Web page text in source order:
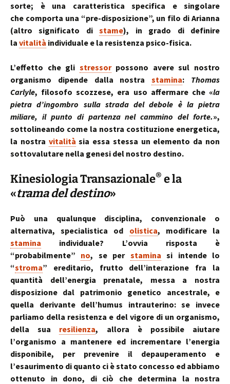
sorte; è una caratteristica specifica e singolare
che comporta una “pre-disposizione”, un filo di Arianna
(altro significato distame), in grado di definire
la vitalità individuale e la resistenza psico-fisica.
L’effetto che gli stressorpossono avere sul nostro
organismo dipende dalla nostrastamina: Thomas
Carlyle, filosofo scozzese, era uso affermare che «la
pietra d’ingombro sulla strada del debole è la pietra
miliare, il punto di partenza nel cammino del forte.»,
sottolineando come la nostra costituzione energetica,
la nostra vitalità sia essa stessa un elemento da non
sottovalutare nella genesi del nostro destino.
Kinesiologia Transazionale® e la
«trama del destino»
Può una qualunque disciplina, convenzionale o
alternativa, specialistica od olistica, modificare la
stamina individuale? L’ovvia risposta è
“probabilmente” no, se per stamina si intende lo
“stroma” ereditario, frutto dell’interazione fra la
quantità dell’energia prenatale, messa a nostra
disposizione dal patrimonio genetico ancestrale, e
quella derivante dell’humus intrauterino: se invece
parliamo della resistenza e del vigore di un organismo,
della sua resilienza, allora è possibile aiutare
l’organismo a mantenere ed incrementare l’energia
disponibile, per prevenire il depauperamento e
l’esaurimento di quanto ci è stato concesso ed abbiamo
ottenuto in dono, di ciò che determina la nostra